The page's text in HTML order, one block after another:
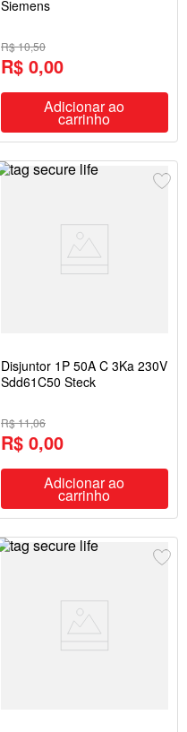
Siemens
R$ 10,50
R$ 0,00
Adicionar ao
carrinho
Disjuntor 1P 50A C 3Ka 230V
Sdd61C50 Steck
R$ 11,06
R$ 0,00
Adicionar ao
carrinho